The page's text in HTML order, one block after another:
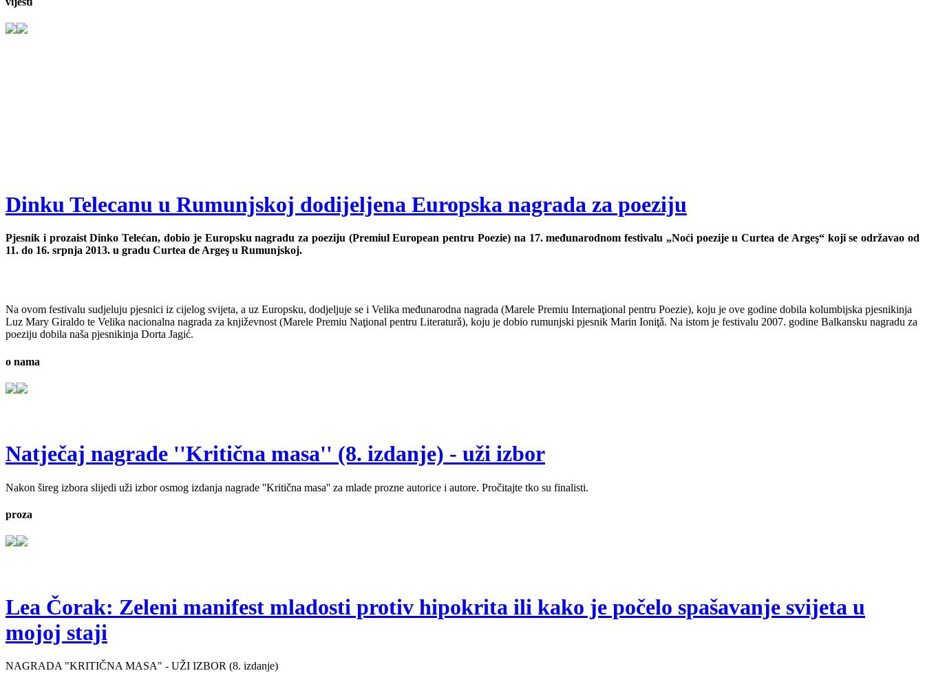
Dinku Telecanu u Rumunjskoj dodijeljena Europska nagrada za poeziju
Pjesnik i prozaist Dinko Telećan, dobio je Europsku nagradu za poeziju (Premiul European pentru Poezie) na 17. međunarodnom festivalu „Noći poezije u Curtea de Argeş“ koji se održavao od
11. do 16. srpnja 2013. u gradu Curtea de Argeş u Rumunjskoj.
Na ovom festivalu sudjeluju pjesnici iz cijelog svijeta, a uz Europsku, dodjeljuje se i Velika međunarodna nagrada (Marele Premiu Internaţional pentru Poezie), koju je ove godine dobila kolumbijska pjesnikinja
Luz Mary Giraldo te Velika nacionalna nagrada za književnost (Marele Premiu Naţional pentru Literaturǎ), koju je dobio rumunjski pjesnik Marin Ioniţǎ. Na istom je festivalu 2007. godine Balkansku nagradu za
poeziju dobila naša pjesnikinja Dorta Jagić.
o nama
Natječaj nagrade ''Kritična masa'' (8. izdanje) - uži izbor
Nakon šireg izbora slijedi uži izbor osmog izdanja nagrade ''Kritična masa'' za mlade prozne autorice i autore. Pročitajte tko su finalisti.
proza
Lea Čorak: Zeleni manifest mladosti protiv hipokrita ili kako je počelo spašavanje svijeta u
mojoj staji
NAGRADA "KRITIČNA MASA" - UŽI IZBOR (8. izdanje)